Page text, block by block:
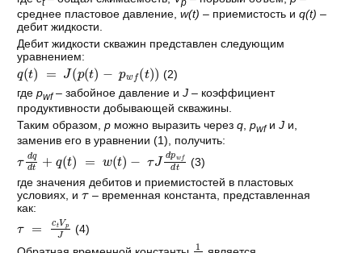
среднее пластовое давление,w(t) – приемистость иq(t) –
дебит жидкости.
Дебит жидкости скважин представлен следующим
уравнением:
qt = − p w ft
(2)
гдеpwf– забойное давление иJ – коэффициент
продуктивности добывающей скважины.
Таким образом,p можно выразить черезq,pwfиJ и,
заменив его в уравнении (1), получить:
dq t = τJd dt
(3)
где значения дебитов и приемистостей в пластовых
условиях, иτ – временная константа, представленная
как:
VpJ (4)
1